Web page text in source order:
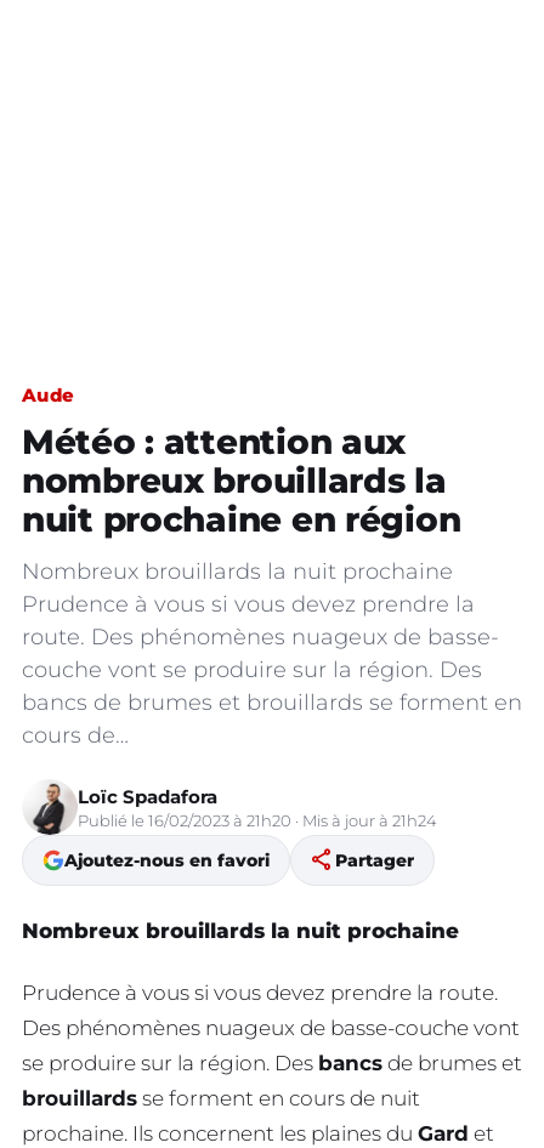
Aude
Météo : attention aux
nombreux brouillards la
nuit prochaine en région
Nombreux brouillards la nuit prochaine
Prudence à vous si vous devez prendre la
route. Des phénomènes nuageux de basse-
couche vont se produire sur la région. Des
bancs de brumes et brouillards se forment en
cours de…
Loïc Spadafora
Publié le 16/02/2023 à 21h20 · Mis à jour à 21h24
Ajoutez-nous en favori share Partager
Nombreux brouillards la nuit prochaine
Prudence à vous si vous devez prendre la route.
Des phénomènes nuageux de basse-couche vont
se produire sur la région. Des bancs de brumes et
brouillards se forment en cours de nuit
prochaine. Ils concernent les plaines du Gard et